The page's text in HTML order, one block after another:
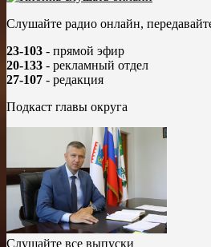
Слушайте радио онлайн,
23-103 - прямой эфир
20-133 - рекламный отдел
27-107 - редакция
Подкаст главы округа
Слушайте все выпуски